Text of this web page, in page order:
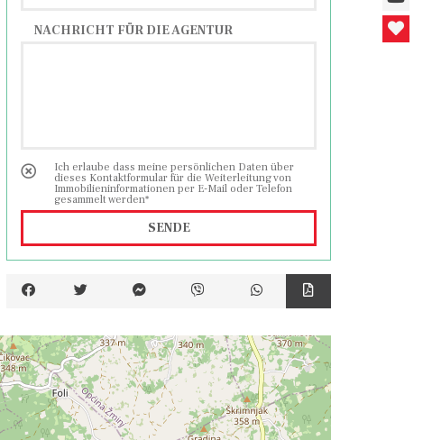
NACHRICHT FÜR DIE AGENTUR
Ich erlaube dass meine persönlichen Daten über
dieses Kontaktformular für die Weiterleitung von
Immobilieninformationen per E-Mail oder Telefon
gesammelt werden*
SENDE